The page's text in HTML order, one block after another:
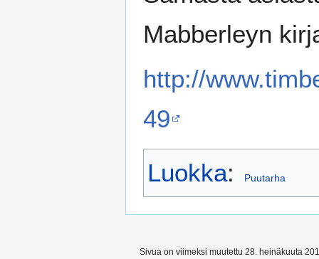
Mabberleyn
http://
49
Luokka: Puutarha
Sivua on viimeksi muutettu 28. heinäkuuta